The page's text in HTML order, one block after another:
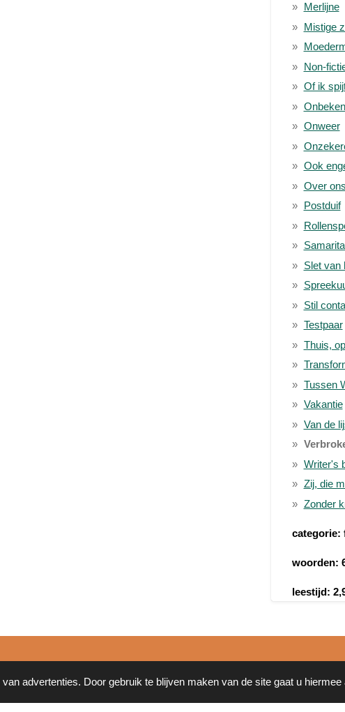
advertenties. Door gebruik te blijven maken van de site gaat u hiermee
Merlijne
Mistige
Non-
Of ik
Onweer
Ook
Over ons
Postduif
Slet van
Stil
Testpaar
Thuis,
Tussen
Vakantie
Van de
Writer's
Zij, die
Zonder
categorie:
woorden:
leestijd: